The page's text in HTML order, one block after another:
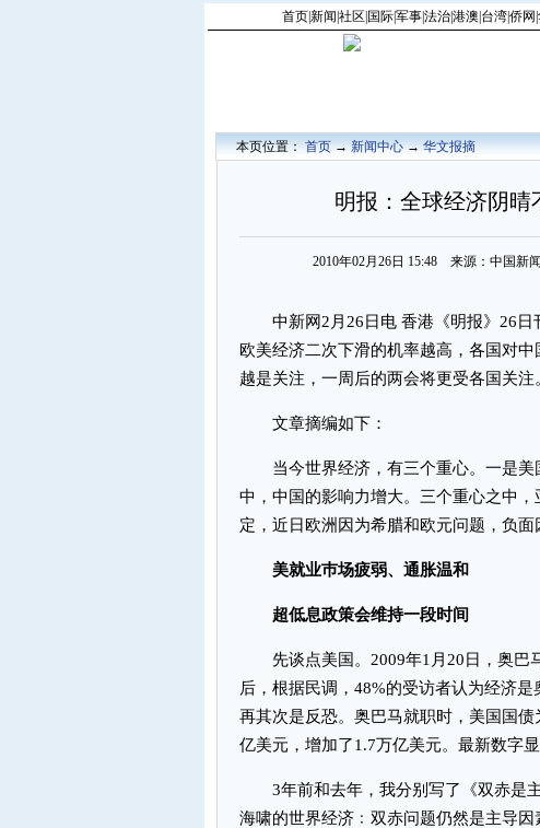
首页|新闻 社区 国际|军事|法治|港澳 台湾|侨网
本页位置：首页→新闻中心→华文报摘
明报：全球经济阴晴
2010年02月26日 15:48 来源：中国新
中新网2月26日电 香港《明报》26日
欧美经济二次下滑的机率越高，各国对
越是关注，一周后的两会将更受各国关注
文章摘编如下：
当今世界经济，有三个重心。一是美
中，中国的影响力增大。三个重心之中
定，近日欧洲因为希腊和欧元问题，负面
美就业巿场疲弱、通胀温和
超低息政策会维持一段时间
先谈点美国。2009年1月20日，奥巴
后，根据民调，48%的受访者认为经济
再其次是反恐。奥巴马就职时，美国国
亿美元，增加了1.7万亿美元。最新数字
3年前和去年，我分别写了《双赤是
海啸的世界经济﹕双赤问题仍然是主导